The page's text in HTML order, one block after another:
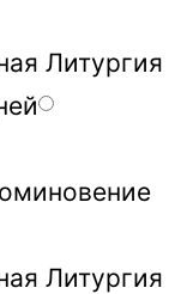
Литургия
Литургия